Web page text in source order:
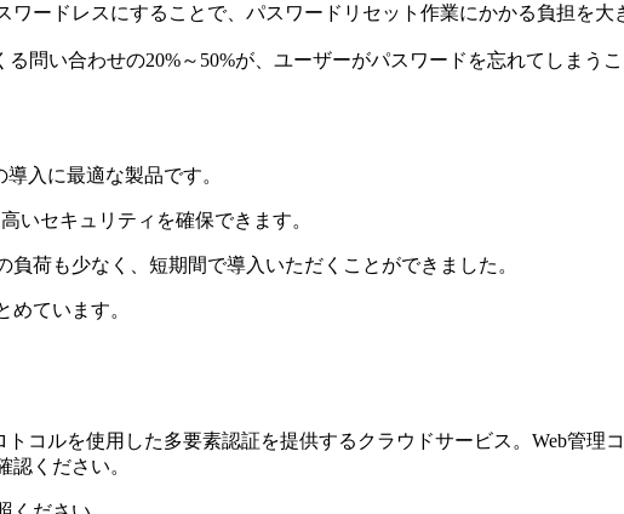
ワードレスにすることで、パスワードリセット作業にかかる負担を
問い合わせの20%～50%が、ユーザーがパスワードを忘れてしまう
入に最適な製品です。
いセキュリティを確保できます。
荷も少なく、短期間で導入いただくことができました。
ています。
トコルを使用した多要素認証を提供するクラウドサービス。Web管
認ください。